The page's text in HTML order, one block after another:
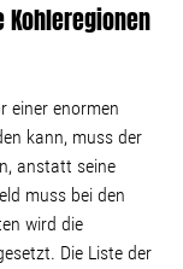
einer enormen
kann, muss der
anstatt seine
muss bei den
wird die
Die Liste der